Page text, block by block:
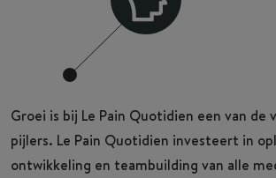
Groei is bij Le Pain Quotidien een van de
pijlers. Le Pain Quotidien investeert in
ontwikkeling en teambuilding van alle